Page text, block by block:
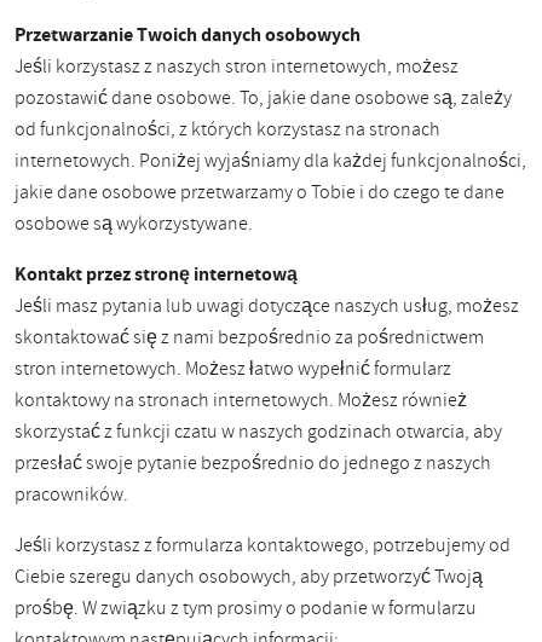
Przetwarzanie Twoich danych osobowych
Jeśli korzystasz z naszych stron internetowych, możesz
pozostawić dane osobowe. To, jakie dane osobowe są, zależy
od funkcjonalności, z których korzystasz na stronach
internetowych. Poniżej wyjaśniamy dla każdej funkcjonalności,
jakie dane osobowe przetwarzamy o Tobie i do czego te dane
osobowe są wykorzystywane.
Kontakt przez stronę internetową
Jeśli masz pytania lub uwagi dotyczące naszych usług, możesz
skontaktować się z nami bezpośrednio za pośrednictwem
stron internetowych. Możesz łatwo wypełnić formularz
kontaktowy na stronach internetowych. Możesz również
skorzystać z funkcji czatu w naszych godzinach otwarcia, aby
przesłać swoje pytanie bezpośrednio do jednego z naszych
pracowników.
Jeśli korzystasz z formularza kontaktowego, potrzebujemy od
Ciebie szeregu danych osobowych, aby przetworzyć Twoją
prośbę. W związku z tym prosimy o podanie w formularzu